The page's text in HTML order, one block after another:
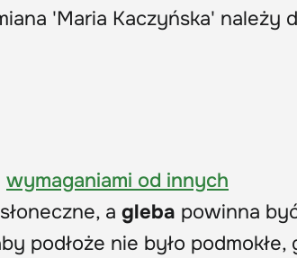
'Maria Kaczyńska' należy
wymaganiami od innych
słoneczne, a gleba powinna
podłoże nie było podmokłe,